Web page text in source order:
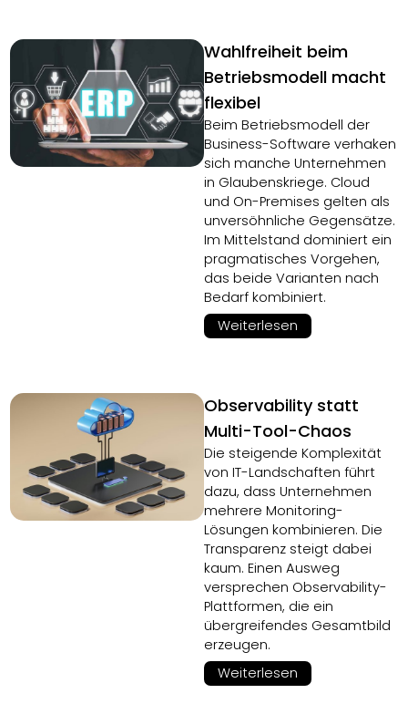
Wahlfreiheit beim
Betriebsmodell macht
flexibel
Beim Betriebsmodell der
Business-Software verhaken
sich manche Unternehmen
in Glaubenskriege. Cloud
und On-Premises gelten als
unversöhnliche Gegensätze.
Im Mittelstand dominiert ein
pragmatisches Vorgehen,
das beide Varianten nach
Bedarf kombiniert.
Weiterlesen
Observability statt
Multi-Tool-Chaos
Die steigende Komplexität
von IT-Landschaften führt
dazu, dass Unternehmen
mehrere Monitoring-
Lösungen kombinieren. Die
Transparenz steigt dabei
kaum. Einen Ausweg
versprechen Observability-
Plattformen, die ein
übergreifendes Gesamtbild
erzeugen.
Weiterlesen